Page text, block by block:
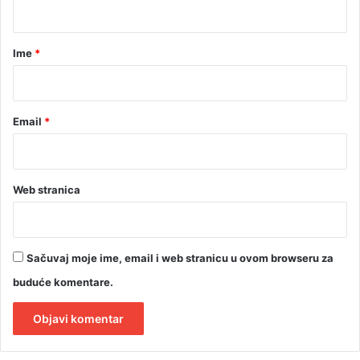
rIme *
Email *
Web stranica
Sačuvaj moje ime, email i web stranicu u ovom browseru za
buduće komentare.